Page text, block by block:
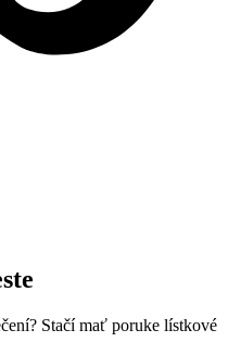
Stačí mať poruke lístkové